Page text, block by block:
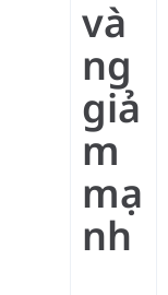
và
ng
giả
m
mạ
nh